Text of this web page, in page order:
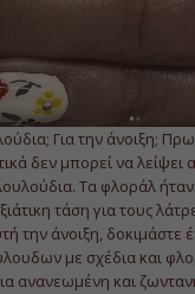
Για την άνοιξη;
δεν μπορεί να λείψει
Τα φλοράλ
τάση για τους
την άνοιξη, δοκιμάστε
με σχέδια και
ανανεωμένη και